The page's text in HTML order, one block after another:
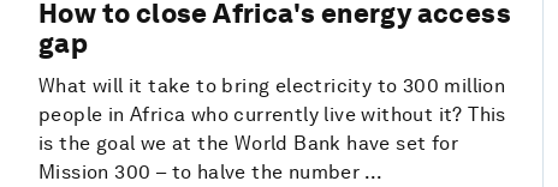
How to close Africa's energy access
gap
What will it take to bring electricity to 300 million
people in Africa who currently live without it? This
is the goal we at the World Bank have set for
Mission 300 – to halve the number ...